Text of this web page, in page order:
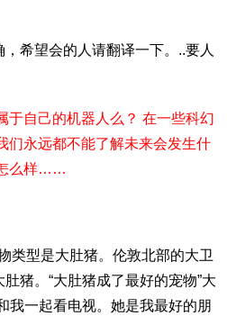
希望会的人请翻译一下。..要人
于自己的机器人么？ 在一些科幻
们永远都不能了解未来会发生什
么样……
类型是大肚猪。伦敦北部的大卫
猪。“大肚猪成了最好的宠物”大
我一起看电视。她是我最好的朋